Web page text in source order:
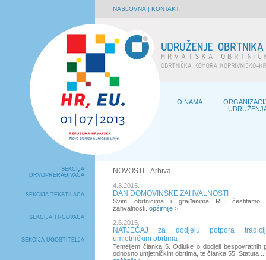
NASLOVNA | KONTAKT
O NAMA
SEKCIJA
DRVOPRERAĐIVAČA
SEKCIJA TEKSTILACA
SEKCIJA TRGOVACA
SEKCIJA UGOSTITELJA
NOVOSTI - Arhiva
4.8.2015.
DAN DOMOVINSKE ZAHVALNOSTI
Svim obrtnicima i građanima RH čestitamo
zahvalnosti. opširnije >
2.6.2015.
NATJEČAJ za dodjelu potpora
umjetničkim obrtima
Temeljem članka 5. Odluke o dodjeli bespovratnih
odnosno umjetničkim obrtima, te članka 55. Statuta ...